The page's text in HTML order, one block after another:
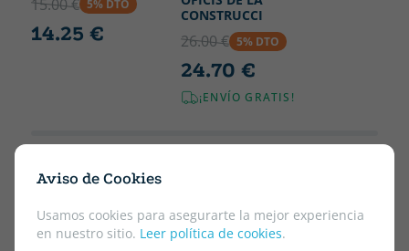
Aviso de Cookies
Usamos cookies para asegurarte la mejor experiencia
en nuestro sitio. Leer política de cookies.
15.00 € 5% DTO
14.25 €
CONSTRUCCI
26.00 € 5% DTO
24.70 €
¡ENVÍO GRATIS!